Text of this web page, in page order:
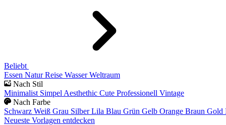
Beliebt
Essen Natur Reise Wasser Weltraum
Nach Stil
Minimalist Simpel Aesthethic Cute Professionell Vintage
Nach Farbe
Schwarz Weiß Grau Silber Lila Blau Grün Gelb Orange Braun Gold
Neueste Vorlagen entdecken